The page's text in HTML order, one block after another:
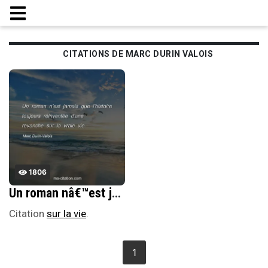
CITATIONS DE MARC DURIN VALOIS
1806
Un roman nâ€™est jamais que lâ€™histoire toujours rÃ©inventÃ©e dâ€™une revanche sur la vraie vie.
Citation sur la vie.
1